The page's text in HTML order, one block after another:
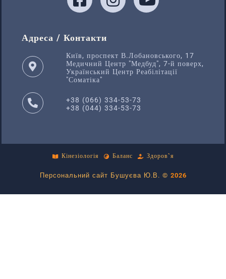
Адреса / Контакти
Київ, проспект В.Лобановського, 17
Медичний Центр "Медбуд", 7-й поверх,
Український Центр Реабілітації
"Соматіка"
+38 (066) 334-53-73
+38 (044) 334-53-73
Кінезіологія Баланс Здоров`я
Персональний сайт Бушуєва Ю.В. © 2026